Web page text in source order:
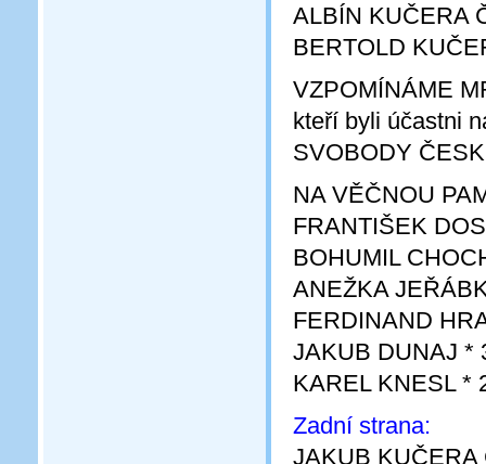
ALBÍN KUČERA
BERTOLD
VZPOMÍNÁME
kteří byli účastni
SVOBODY
NA VĚČNOU
FRANTIŠEK
BOHUMIL
ANEŽKA
FERDINAND
JAKUB DUNAJ *
KAREL KNESL *
Zadní strana:
JAKUB KUČERA